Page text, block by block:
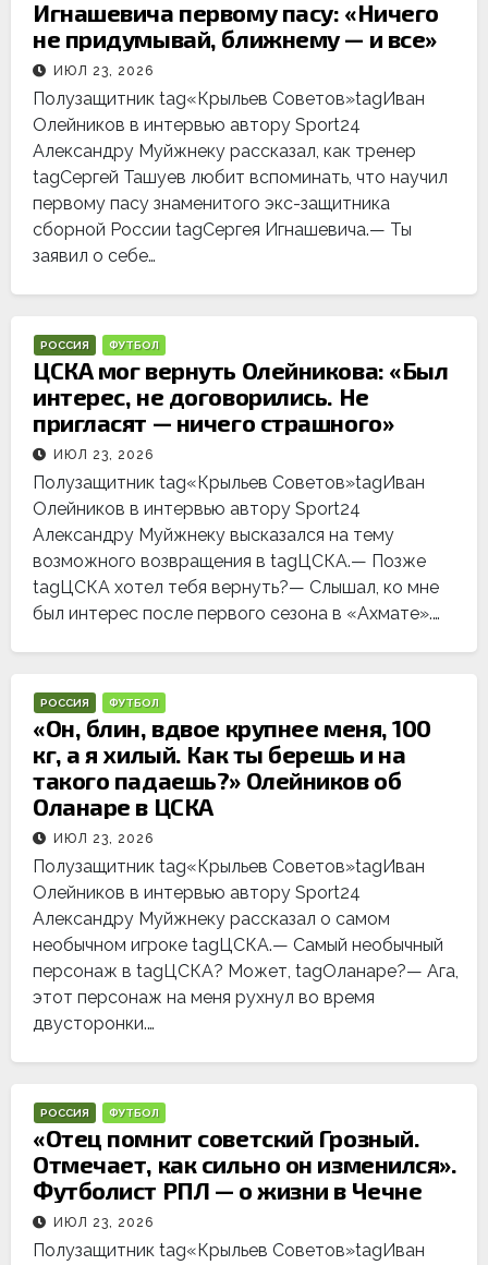
Игнашевича первому пасу: «Ничего
не придумывай, ближнему — и все»
ИЮЛ 23, 2026
Полузащитник tag«Крыльев Советов»tagИван
Олейников в интервью автору Sport24
Александру Муйжнеку рассказал, как тренер
tagСергей Ташуев любит вспоминать, что научил
первому пасу знаменитого экс-защитника
сборной России tagСергея Игнашевича.— Ты
заявил о себе…
РОССИЯ ФУТБОЛ
ЦСКА мог вернуть Олейникова: «Был
интерес, не договорились. Не
пригласят — ничего страшного»
ИЮЛ 23, 2026
Полузащитник tag«Крыльев Советов»tagИван
Олейников в интервью автору Sport24
Александру Муйжнеку высказался на тему
возможного возвращения в tagЦСКА.— Позже
tagЦСКА хотел тебя вернуть?— Слышал, ко мне
был интерес после первого сезона в «Ахмате».…
РОССИЯ ФУТБОЛ
«Он, блин, вдвое крупнее меня, 100
кг, а я хилый. Как ты берешь и на
такого падаешь?» Олейников об
Оланаре в ЦСКА
ИЮЛ 23, 2026
Полузащитник tag«Крыльев Советов»tagИван
Олейников в интервью автору Sport24
Александру Муйжнеку рассказал о самом
необычном игроке tagЦСКА.— Самый необычный
персонаж в tagЦСКА? Может, tagОланаре?— Ага,
этот персонаж на меня рухнул во время
двусторонки.…
РОССИЯ ФУТБОЛ
«Отец помнит советский Грозный.
Отмечает, как сильно он изменился».
Футболист РПЛ — о жизни в Чечне
ИЮЛ 23, 2026
Полузащитник tag«Крыльев Советов»tagИван